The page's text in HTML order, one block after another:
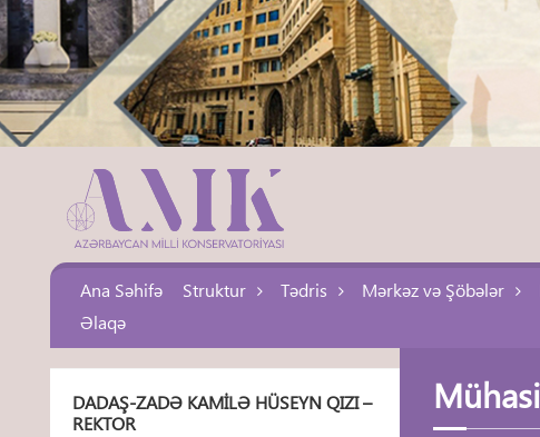
Ana Səhifə Struktur Tədris Mərkəz və Şöbələr
Əlaqə
DADAŞ-ZADƏ KAMILƏ HÜSEYN QIZI –
REKTOR